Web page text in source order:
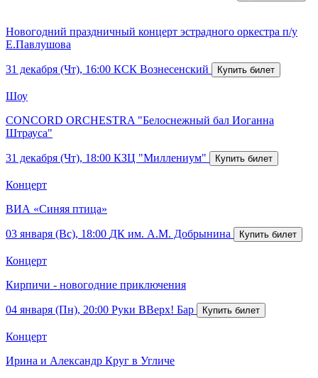
Новогодний праздничный концерт эстрадного оркестра п/у
Е.Павлушова
31 декабря (Чт), 16:00 КСК Вознесенский
Шоу
CONCORD ORCHESTRA "Белоснежный бал Иоганна
Штрауса"
31 декабря (Чт), 18:00 КЗЦ "Миллениум"
Концерт
ВИА «Синяя птица»
03 января (Вс), 18:00 ДК им. А.М. Добрынина
Концерт
Кирпичи - новогодние приключения
04 января (Пн), 20:00 Руки ВВерх! Бар
Концерт
Ирина и Александр Круг в Угличе